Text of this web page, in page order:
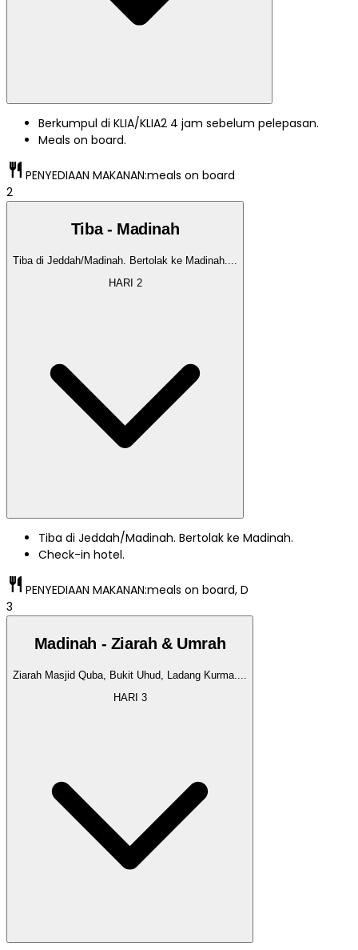
Berkumpul di KLIA/KLIA2 4 jam sebelum pelepasan.
Meals on board.
restaurant PENYEDIAAN MAKANAN:meals on board
2
Tiba - Madinah
Tiba di Jeddah/Madinah. Bertolak ke Madinah.
HARI 2
Tiba di Jeddah/Madinah. Bertolak ke Madinah.
Check-in hotel.
restaurant PENYEDIAAN MAKANAN:meals on board, D
3
Madinah - Ziarah & Umrah
Ziarah Masjid Quba, Bukit Uhud, Ladang Kurma....
HARI 3